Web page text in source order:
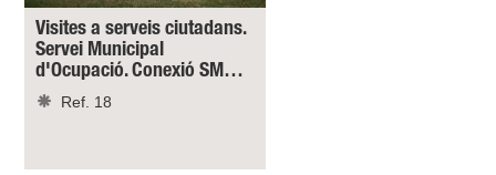
Visites a serveis ciutadans.
Servei Municipal
d'Ocupació. Conexió SM…
Ref. 18